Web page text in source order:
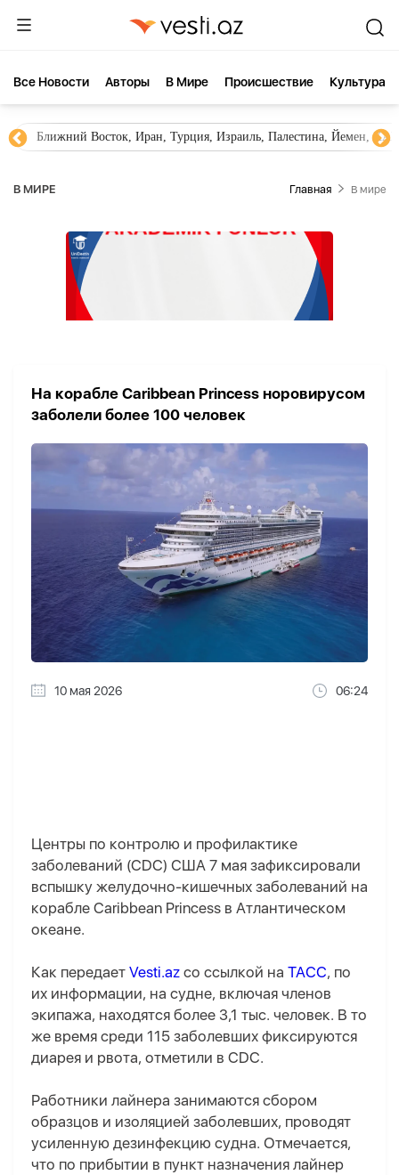
Все Новости Aвторы В Мире Происшествие Культура
Ближний Восток, Иран, Турция, Израиль, Палестина, Йемен,
В МИРЕ Главная В мире
На корабле Caribbean Princess норовирусом
заболели более 100 человек
10 мая 2026 06:24
Центры по контролю и профилактике
заболеваний (CDC) США 7 мая зафиксировали
вспышку желудочно-кишечных заболеваний на
корабле Caribbean Princess в Атлантическом
океане.
Как передает Vesti.az со ссылкой на ТАСС, по
их информации, на судне, включая членов
экипажа, находятся более 3,1 тыс. человек. В то
же время среди 115 заболевших фиксируются
диарея и рвота, отметили в CDC.
Работники лайнера занимаются сбором
образцов и изоляцией заболевших, проводят
усиленную дезинфекцию судна. Отмечается,
что по прибытии в пункт назначения лайнер